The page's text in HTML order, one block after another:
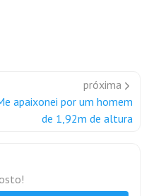
próxima
apaixonei por um homem
de 1,92m de altura